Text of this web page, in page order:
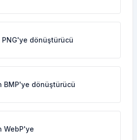
PNG'ye dönüştürücü
BMP'ye dönüştürücü
WebP'ye